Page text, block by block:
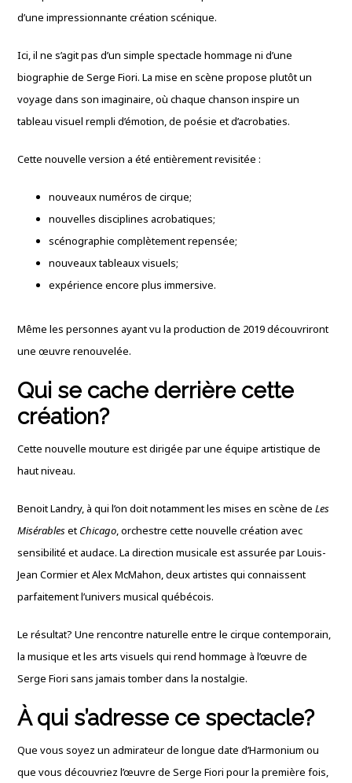
d’une impressionnante création scénique.
Ici, il ne s’agit pas d’un simple spectacle hommage ni d’une
biographie de Serge Fiori. La mise en scène propose plutôt un
voyage dans son imaginaire, où chaque chanson inspire un
tableau visuel rempli d’émotion, de poésie et d’acrobaties.
Cette nouvelle version a été entièrement revisitée :
nouveaux numéros de cirque;
nouvelles disciplines acrobatiques;
scénographie complètement repensée;
nouveaux tableaux visuels;
expérience encore plus immersive.
Même les personnes ayant vu la production de 2019 découvriront
une œuvre renouvelée.
Qui se cache derrière cette
création?
Cette nouvelle mouture est dirigée par une équipe artistique de
haut niveau.
Benoit Landry, à qui l’on doit notamment les mises en scène deLes
Misérableset Chicago, orchestre cette nouvelle création avec
sensibilité et audace. La direction musicale est assurée par Louis-
Jean Cormier et Alex McMahon, deux artistes qui connaissent
parfaitement l’univers musical québécois.
Le résultat? Une rencontre naturelle entre le cirque contemporain,
la musique et les arts visuels qui rend hommage à l’œuvre de
Serge Fiori sans jamais tomber dans la nostalgie.
À qui s’adresse ce spectacle?
Que vous soyez un admirateur de longue date d’Harmonium ou
que vous découvriez l’œuvre de Serge Fiori pour la première fois,